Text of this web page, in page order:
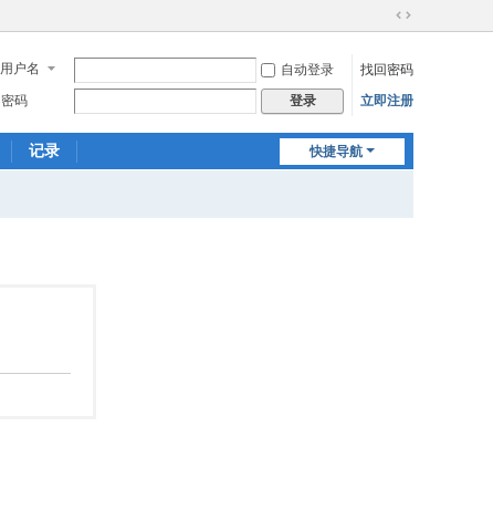
切
到
宽
用户名 自动登录
找回密码
密码
登录 立即注册
快捷导航
记录